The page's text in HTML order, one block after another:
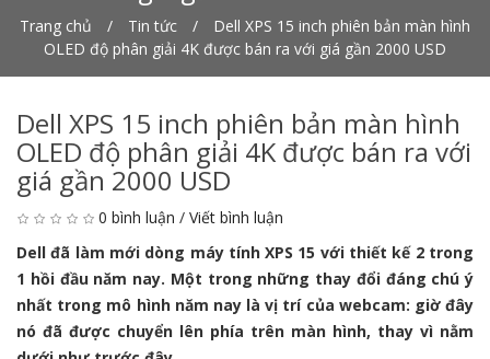
Trang chủ Tin tức
Dell XPS 15 inch phiên bản màn hình
OLED độ phân giải 4K được bán ra với giá gần 2000 USD
Dell XPS 15 inch phiên bản màn hình
OLED độ phân giải 4K được bán ra với
giá gần 2000 USD
0 bình luận / Viết bình luận
Dell đã làm mới dòng máy tính XPS 15 với thiết kế 2 trong
1 hồi đầu năm nay. Một trong những thay đổi đáng chú ý
nhất trong mô hình năm nay là vị trí của webcam: giờ đây
nó đã được chuyển lên phía trên màn hình, thay vì nằm